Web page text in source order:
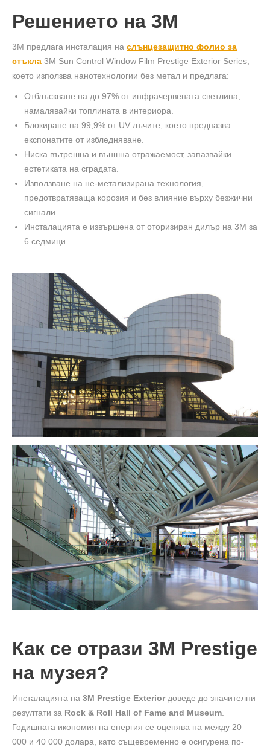
Решението на 3М
3M предлага инсталация на слънцезащитно фолио за
стъкла 3M Sun Control Window Film Prestige Exterior Series,
което използва нанотехнологии без метал и предлага:
Отблъскване на до 97% от инфрачервената светлина,
намалявайки топлината в интериора.
Блокиране на 99,9% от UV лъчите, което предпазва
експонатите от избледняване.
Ниска вътрешна и външна отражаемост, запазвайки
естетиката на сградата.
Използване на не-метализирана технология,
предотвратяваща корозия и без влияние върху безжични
сигнали.
Инсталацията е извършена от оторизиран дилър на 3M за
6 седмици.
Как се отрази 3M Prestige
на музея?
Инсталацията на 3M Prestige Exterior доведе до значителни
резултати за Rock & Roll Hall of Fame and Museum
Годишната икономия на енергия се оценява на между 20
000 и 40 000 долара, като същевременно е осигурена по-